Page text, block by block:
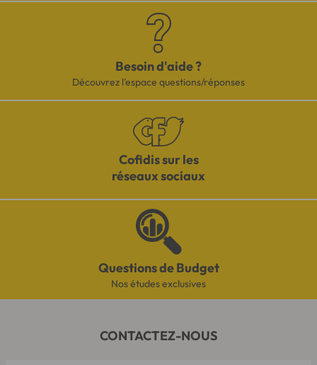
Besoin d'aide ?
Découvrez l'espace questions/réponses
Cofidis sur les
réseaux sociaux
Questions de Budget
Nos études exclusives
CONTACTEZ-NOUS